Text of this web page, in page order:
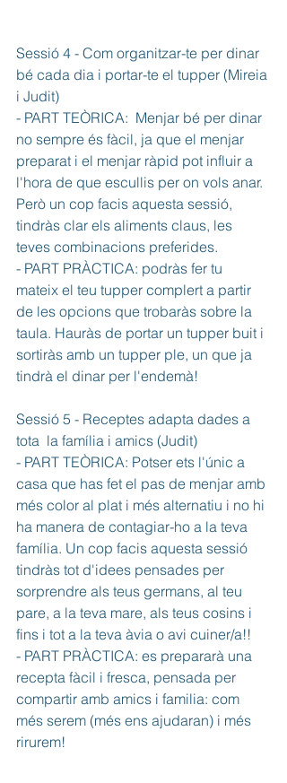
Sessió 4 - Com organitzar-te per dinar
bé cada dia i portar-te el tupper (Mireia
i Judit)
- PART TEÒRICA:  Menjar bé per dinar
no sempre és fàcil, ja que el menjar
preparat i el menjar ràpid pot influir a
l'hora de que escullis per on vols anar.
Però un cop facis aquesta sessió,
tindràs clar els aliments claus, les
teves combinacions preferides.
- PART PRÀCTICA: podràs fer tu
mateix el teu tupper complert a partir
de les opcions que trobaràs sobre la
taula. Hauràs de portar un tupper buit i
sortiràs amb un tupper ple, un que ja
tindrà el dinar per l'endemà!
Sessió 5 - Receptes adapta dades a
tota  la família i amics (Judit)
- PART TEÒRICA: Potser ets l'únic a
casa que has fet el pas de menjar amb
més color al plat i més alternatiu i no hi
ha manera de contagiar-ho a la teva
família. Un cop facis aquesta sessió
tindràs tot d'idees pensades per
sorprendre als teus germans, al teu
pare, a la teva mare, als teus cosins i
fins i tot a la teva àvia o avi cuiner/a!!
- PART PRÀCTICA: es prepararà una
recepta fàcil i fresca, pensada per
compartir amb amics i familia: com
més serem (més ens ajudaran) i més
rirurem!